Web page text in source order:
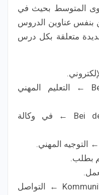
المتوسط بحيث في
درس ولكن بنفس عناوين الدروس
متعلقة بكل درس
Berufliche Weiterbildung ← التعليم المهني
Bei der Agentur für Arbeit ← في وكالة
Kommunikation am Arbeitsplatz ← التواصل